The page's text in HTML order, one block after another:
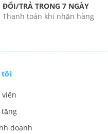
ĐỔI/TRẢ TRONG 7 NGÀY
Thanh toán khi nhận hàng
tôi
tặng
doanh